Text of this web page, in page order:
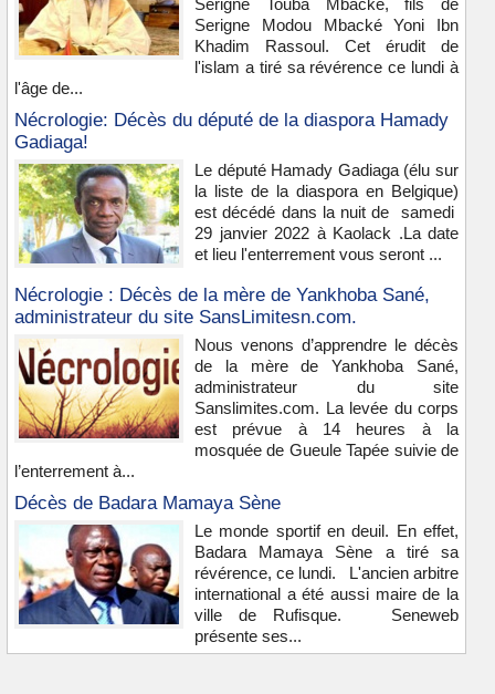
Serigne Touba Mbacké, fils de
Serigne Modou Mbacké Yoni Ibn
Khadim Rassoul. Cet érudit de
l'islam a tiré sa révérence ce lundi à
l'âge de...
Nécrologie: Décès du député de la diaspora Hamady
Gadiaga!
Le député Hamady Gadiaga (élu sur
la liste de la diaspora en Belgique)
est décédé dans la nuit de samedi
29 janvier 2022 à Kaolack .La date
et lieu l'enterrement vous seront ...
Nécrologie : Décès de la mère de Yankhoba Sané,
administrateur du site SansLimitesn.com.
Nous venons d’apprendre le décès
de la mère de Yankhoba Sané,
administrateur du site
Sanslimites.com. La levée du corps
est prévue à 14 heures à la
mosquée de Gueule Tapée suivie de
l’enterrement à...
Décès de Badara Mamaya Sène
Le monde sportif en deuil. En effet,
Badara Mamaya Sène a tiré sa
révérence, ce lundi. L'ancien arbitre
international a été aussi maire de la
ville de Rufisque. Seneweb
présente ses...